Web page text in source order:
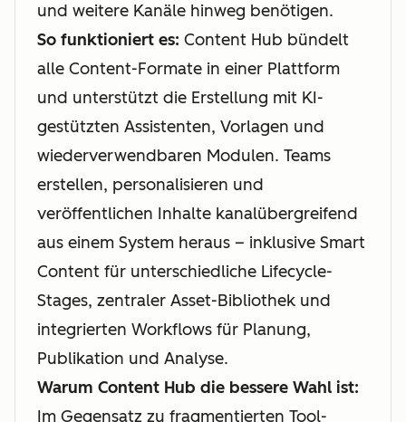
und weitere Kanäle hinweg benötigen.
So funktioniert es: Content Hub bündelt
alle Content-Formate in einer Plattform
und unterstützt die Erstellung mit KI-
gestützten Assistenten, Vorlagen und
wiederverwendbaren Modulen. Teams
erstellen, personalisieren und
veröffentlichen Inhalte kanalübergreifend
aus einem System heraus – inklusive Smart
Content für unterschiedliche Lifecycle-
Stages, zentraler Asset-Bibliothek und
integrierten Workflows für Planung,
Publikation und Analyse.
Warum Content Hub die bessere Wahl ist:
Im Gegensatz zu fragmentierten Tool-